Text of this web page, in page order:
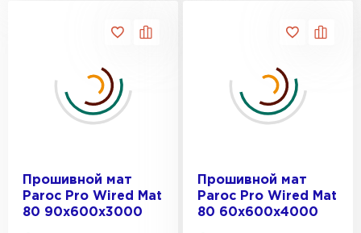
Прошивной мат
Paroc Pro Wired Mat
80 90х600х3000
Прошивной мат
Paroc Pro Wired Mat
80 60х600х4000